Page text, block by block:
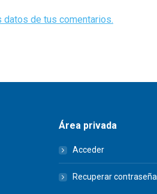
de tus comentarios.
Área privada
Acceder
Recuperar contraseña